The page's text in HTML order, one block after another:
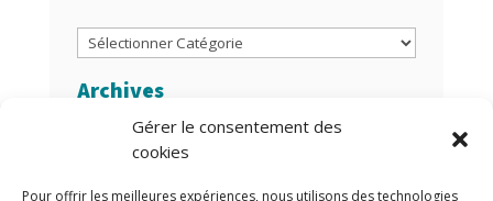
Gérer le consentement des
cookies
Pour offrir les meilleures expériences, nous utilisons des technologies
Catégories
Archives
Archives